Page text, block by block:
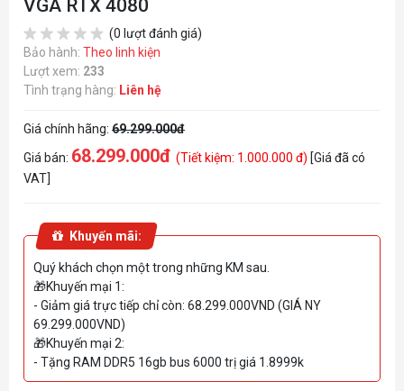
VGA RTX 4080
(0 lượt đánh giá)
Bảo hành: Theo linh kiện
Lượt xem: 233
Tình trạng hàng: Liên hệ
Giá chính hãng: 69.299.000đ
Giá bán: 68.299.000đ (Tiết kiệm: 1.000.000 đ) [Giá đã có
VAT]
Khuyến mãi:
Quý khách chọn một trong những KM sau.
🎁Khuyến mại 1:
- Giảm giá trực tiếp chỉ còn: 68.299.000VND (GIÁ NY
69.299.000VND)
🎁Khuyến mại 2:
- Tặng RAM DDR5 16gb bus 6000 trị giá 1.8999k